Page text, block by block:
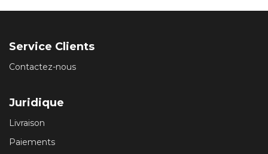
Service Clients
Contactez-nous
Juridique
Livraison
Paiements